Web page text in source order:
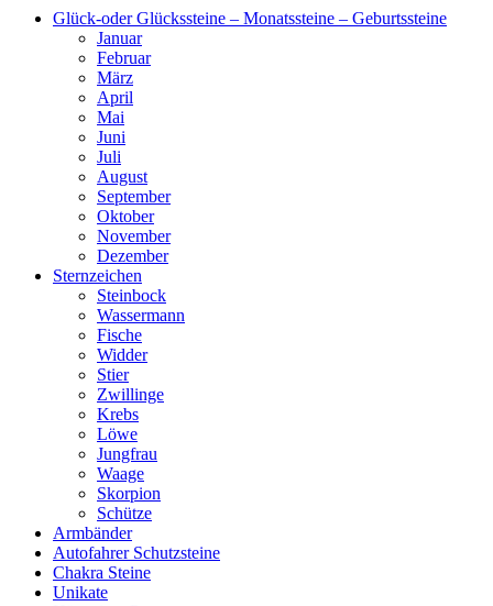
Glück-oder Glückssteine – Monatssteine – Geburtssteine
Januar
Februar
März
April
Mai
Juni
Juli
August
September
Oktober
November
Dezember
Sternzeichen
Steinbock
Wassermann
Fische
Widder
Stier
Zwillinge
Krebs
Löwe
Jungfrau
Waage
Skorpion
Schütze
Armbänder
Autofahrer Schutzsteine
Chakra Steine
Unikate